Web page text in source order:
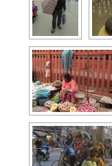
Thank you !
Blog
Le gout des
Photos et video
Photos
Photos
Photos Turquie